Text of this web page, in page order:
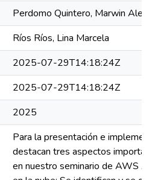
Perdomo Quintero, Marwin
Ríos Ríos, Lina Marcela
2025-07-29T14:18:24Z
2025-07-29T14:18:24Z
2025
Para la presentación e
destacan tres aspectos
en nuestro seminario de AWS